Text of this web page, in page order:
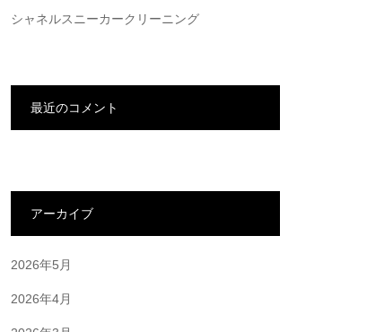
シャネルスニーカークリーニング
最近のコメント
アーカイブ
2026年5月
2026年4月